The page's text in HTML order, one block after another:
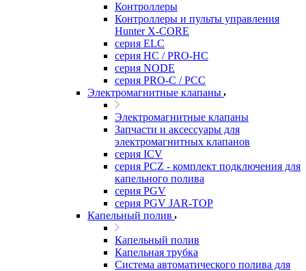
Контроллеры
Контроллеры и пульты управления
Hunter X-CORE
серия ELC
серия HC / PRO-HC
серия NODE
серия PRO-C / PCC
Электромагнитные клапаны
Электромагнитные клапаны
Запчасти и аксессуары для
электромагнитных клапанов
серия ICV
серия PCZ - комплект подключения для
капельного полива
серия PGV
серия PGV JAR-TOP
Капельный полив
Капельный полив
Капельная трубка
Система автоматического полива для